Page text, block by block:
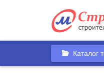
Каталог